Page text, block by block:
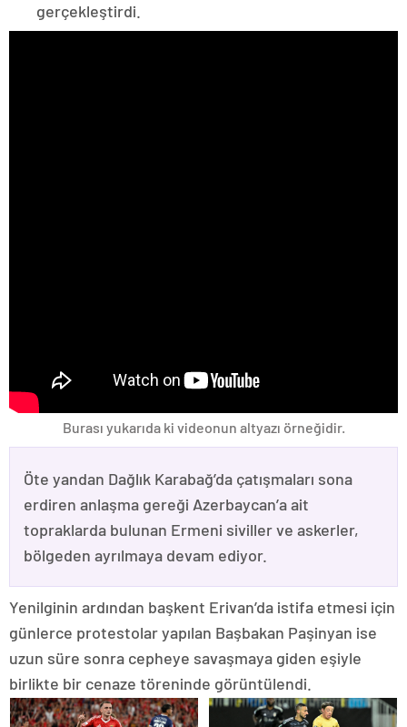
gerçekleştirdi.
Burası yukarıda ki videonun altyazı örneğidir.
Öte yandan Dağlık Karabağ’da çatışmaları sona
erdiren anlaşma gereği Azerbaycan’a ait
topraklarda bulunan Ermeni siviller ve askerler,
bölgeden ayrılmaya devam ediyor.
Yenilginin ardından başkent Erivan’da istifa etmesi için
günlerce protestolar yapılan Başbakan Paşinyan ise
uzun süre sonra cepheye savaşmaya giden eşiyle
birlikte bir cenaze töreninde görüntülendi.